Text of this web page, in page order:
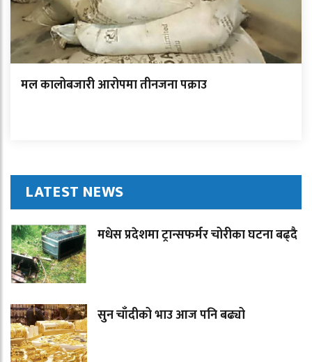
मल कालोबजारी आरोपमा तीनजना पक्राउ
LATEST NEWS
मधेस प्रदेशमा ट्रान्सफर्मर चोरीका घटना बढ्दै
सुन चाँदीको भाउ आज पनि बढ्यो